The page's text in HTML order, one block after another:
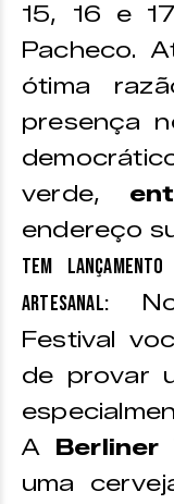
15, 16 e
Pacheco.
ótima
presença
verde,
endereço
Tem
artesanal: No
Festival
de provar
A Berliner
uma